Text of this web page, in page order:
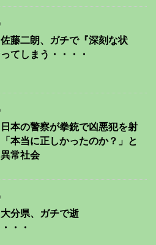
佐藤二朗、ガチで『深刻な状
てしまう・・・・
日本の警察が拳銃で凶悪犯を射
本当に正しかったのか？」と
常社会
大分県、ガチで逝
・・